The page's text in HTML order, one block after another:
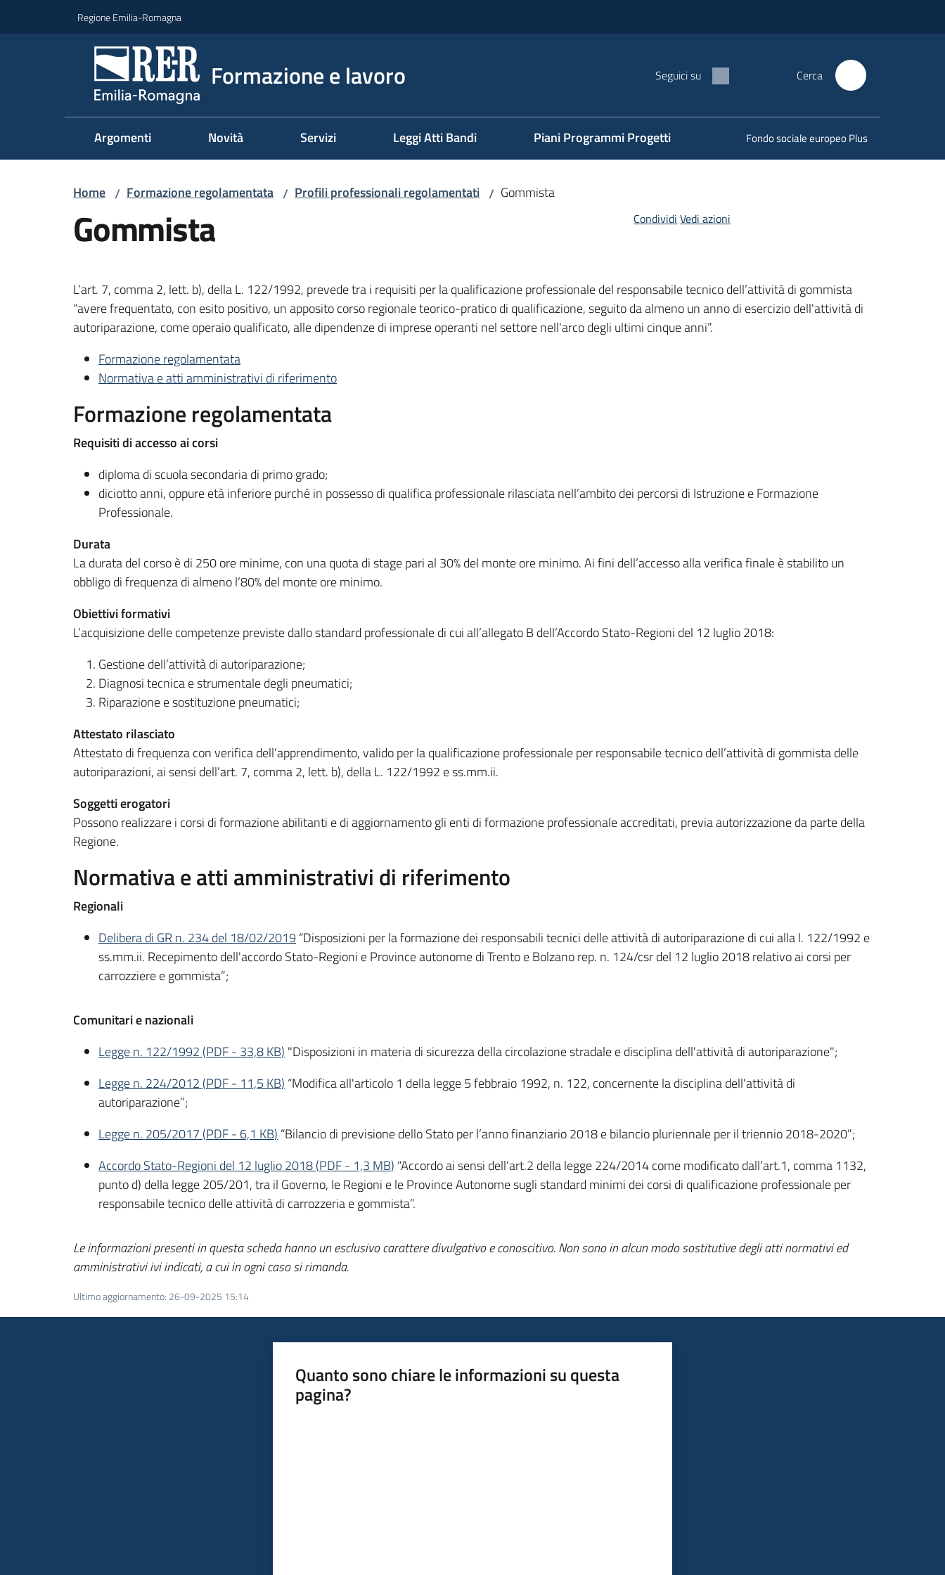
Regione Emilia-Romagna
Formazione e lavoro Seguici su Cerca
Argomenti Novità Servizi Leggi Atti Bandi Piani Programmi Progetti Fondo sociale europeo Plus
Home / Formazione regolamentata / Profili professionali regolamentati / Gommista
Gommista Condividi Vedi azioni
L’art. 7, comma 2, lett. b), della L. 122/1992, prevede tra i requisiti per la qualificazione professionale del responsabile tecnico dell’attività di gommista
“avere frequentato, con esito positivo, un apposito corso regionale teorico-pratico di qualificazione, seguito da almeno un anno di esercizio dell'attività di
autoriparazione, come operaio qualificato, alle dipendenze di imprese operanti nel settore nell'arco degli ultimi cinque anni”.
Formazione regolamentata
Normativa e atti amministrativi di riferimento
Formazione regolamentata
Requisiti di accesso ai corsi
diploma di scuola secondaria di primo grado;
diciotto anni, oppure età inferiore purché in possesso di qualifica professionale rilasciata nell’ambito dei percorsi di Istruzione e Formazione
Professionale.
Durata
La durata del corso è di 250 ore minime, con una quota di stage pari al 30% del monte ore minimo. Ai fini dell’accesso alla verifica finale è stabilito un
obbligo di frequenza di almeno l’80% del monte ore minimo.
Obiettivi formativi
L’acquisizione delle competenze previste dallo standard professionale di cui all’allegato B dell’Accordo Stato-Regioni del 12 luglio 2018:
Gestione dell’attività di autoriparazione;
Diagnosi tecnica e strumentale degli pneumatici;
Riparazione e sostituzione pneumatici;
Attestato rilasciato
Attestato di frequenza con verifica dell’apprendimento, valido per la qualificazione professionale per responsabile tecnico dell’attività di gommista delle
autoriparazioni, ai sensi dell’art. 7, comma 2, lett. b), della L. 122/1992 e ss.mm.ii.
Soggetti erogatori
Possono realizzare i corsi di formazione abilitanti e di aggiornamento gli enti di formazione professionale accreditati, previa autorizzazione da parte della
Regione.
Normativa e atti amministrativi di riferimento
Regionali
Delibera di GR n. 234 del 18/02/2019 “Disposizioni per la formazione dei responsabili tecnici delle attività di autoriparazione di cui alla l. 122/1992 e
ss.mm.ii. Recepimento dell'accordo Stato-Regioni e Province autonome di Trento e Bolzano rep. n. 124/csr del 12 luglio 2018 relativo ai corsi per
carrozziere e gommista”;
Comunitari e nazionali
Legge n. 122/1992 (PDF- 33,8 KB) "Disposizioni in materia di sicurezza della circolazione stradale e disciplina dell'attività di autoriparazione";
Legge n. 224/2012 (PDF- 11,5 KB) “Modifica all'articolo 1 della legge 5 febbraio 1992, n. 122, concernente la disciplina dell'attività di
autoriparazione”;
Legge n. 205/2017 (PDF- 6,1 KB) “Bilancio di previsione dello Stato per l’anno finanziario 2018 e bilancio pluriennale per il triennio 2018-2020”;
Accordo Stato-Regioni del 12 luglio 2018(PDF- 1,3 MB) “Accordo ai sensi dell’art.2 della legge 224/2014 come modificato dall’art.1, comma 1132,
punto d) della legge 205/201, tra il Governo, le Regioni e le Province Autonome sugli standard minimi dei corsi di qualificazione professionale per
responsabile tecnico delle attività di carrozzeria e gommista”.
Le informazioni presenti in questa scheda hanno un esclusivo carattere divulgativo e conoscitivo. Non sono in alcun modo sostitutive degli atti normativi ed
amministrativi ivi indicati, a cui in ogni caso si rimanda.
Ultimo aggiornamento: 26-09-2025 15:14
Quanto sono chiare le informazioni su questa
pagina?